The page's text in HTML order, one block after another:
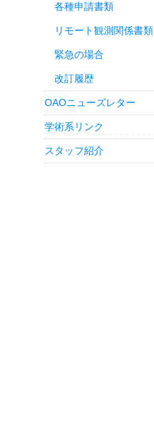
各種申請書類
リモート観測関係書類
緊急の場合
改訂履歴
OAOニューズレター
学術系リンク
スタッフ紹介